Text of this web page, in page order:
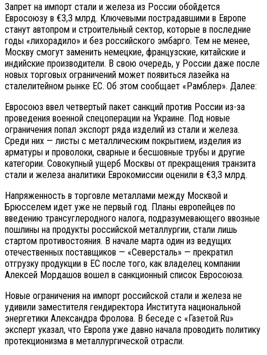
Запрет на импорт стали и железа из России обойдется
Евросоюзу в €3,3 млрд. Ключевыми пострадавшими в Европе
станут автопром и строительный сектор, которые в последние
годы «лихорадило» и без российского эмбарго. Тем не менее,
Москву смогут заменить немецкие, французские, китайские и
индийские производители. В свою очередь, у России даже после
новых торговых ограничений может появиться лазейка на
сталелитейном рынке ЕС. Об этом сообщает «Рамблер». Далее:
Евросоюз ввел четвертый пакет санкций против России из-за
проведения военной спецоперации на Украине. Под новые
ограничения попал экспорт ряда изделий из стали и железа.
Среди них — листы с металлическим покрытием, изделия из
арматуры и проволоки, сварные и бесшовные трубы и другие
категории. Совокупный ущерб Москвы от прекращения транзита
стали и железа аналитики Еврокомиссии оценили в €3,3 млрд.
Напряженность в торговле металлами между Москвой и
Брюсселем идет уже не первый год. Планы европейцев по
введению трансуглеродного налога, подразумевающего ввозные
пошлины на продукты российской металлургии, стали лишь
стартом противостояния. В начале марта один из ведущих
отечественных поставщиков — «Северсталь» — прекратил
отгрузку продукции в ЕС после того, как владелец компании
Алексей Мордашов вошел в санкционный список Евросоюза.
Новые ограничения на импорт российской стали и железа не
удивили заместителя гендиректора Института национальной
энергетики Александра Фролова. В беседе с «Газетой.Ru»
эксперт указал, что Европа уже давно начала проводить политику
протекционизма в металлургической отрасли.